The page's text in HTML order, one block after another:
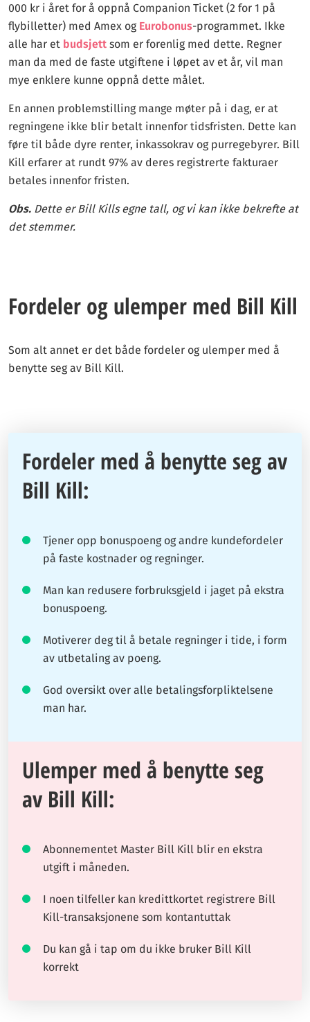
000 kr i året for å oppnå Companion Ticket (2 for 1 på
flybilletter) med Amex og Eurobonus-programmet. Ikke
alle har et budsjett som er forenlig med dette. Regner
man da med de faste utgiftene i løpet av et år, vil man
mye enklere kunne oppnå dette målet.
En annen problemstilling mange møter på i dag, er at
regningene ikke blir betalt innenfor tidsfristen. Dette kan
føre til både dyre renter, inkassokrav og purregebyrer. Bill
Kill erfarer at rundt 97% av deres registrerte fakturaer
betales innenfor fristen.
Obs. Dette er Bill Kills egne tall, og vi kan ikke bekrefte at
det stemmer.
Fordeler og ulemper med Bill Kill
Som alt annet er det både fordeler og ulemper med å
benytte seg av Bill Kill.
Fordeler med å benytte seg av
Bill Kill:
Tjener opp bonuspoeng og andre kundefordeler
på faste kostnader og regninger.
Man kan redusere forbruksgjeld i jaget på ekstra
bonuspoeng.
Motiverer deg til å betale regninger i tide, i form
av utbetaling av poeng.
God oversikt over alle betalingsforpliktelsene
man har.
Ulemper med å benytte seg
av Bill Kill:
Abonnementet Master Bill Kill blir en ekstra
utgift i måneden.
I noen tilfeller kan kredittkortet registrere Bill
Kill-transaksjonene som kontantuttak
Du kan gå i tap om du ikke bruker Bill Kill
korrekt